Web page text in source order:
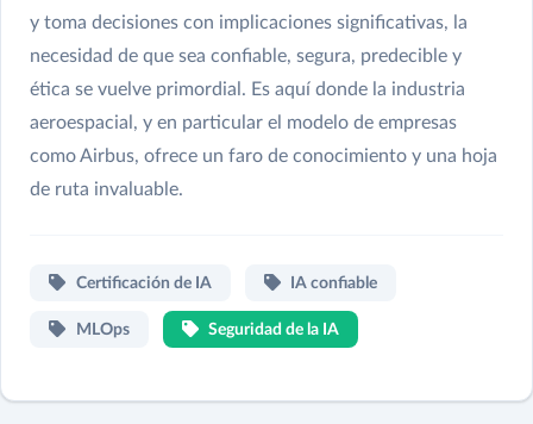
y toma decisiones con implicaciones significativas, la
necesidad de que sea confiable, segura, predecible y
ética se vuelve primordial. Es aquí donde la industria
aeroespacial, y en particular el modelo de empresas
como Airbus, ofrece un faro de conocimiento y una hoja
de ruta invaluable.
Certificación de IA IA confiable
MLOps Seguridad de la IA